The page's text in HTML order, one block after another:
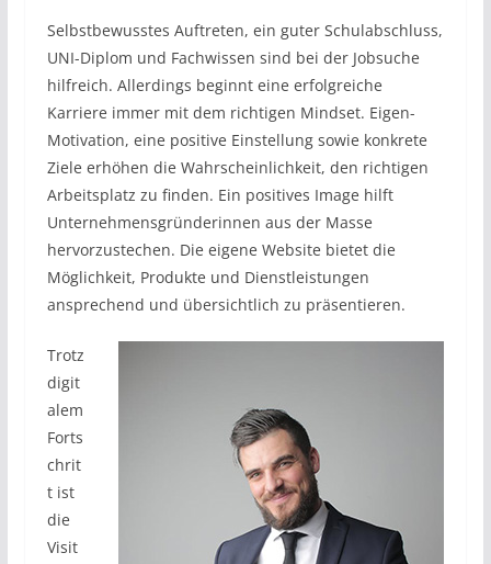
Selbstbewusstes Auftreten, ein guter Schulabschluss,
UNI-Diplom und Fachwissen sind bei der Jobsuche
hilfreich. Allerdings beginnt eine erfolgreiche
Karriere immer mit dem richtigen Mindset. Eigen-
Motivation, eine positive Einstellung sowie konkrete
Ziele erhöhen die Wahrscheinlichkeit, den richtigen
Arbeitsplatz zu finden. Ein positives Image hilft
Unternehmensgründerinnen aus der Masse
hervorzustechen. Die eigene Website bietet die
Möglichkeit, Produkte und Dienstleistungen
ansprechend und übersichtlich zu präsentieren.
Trotz
digit
alem
Forts
chrit
t ist
die
Visit